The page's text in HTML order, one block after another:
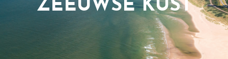
ZEEUWSE KUST